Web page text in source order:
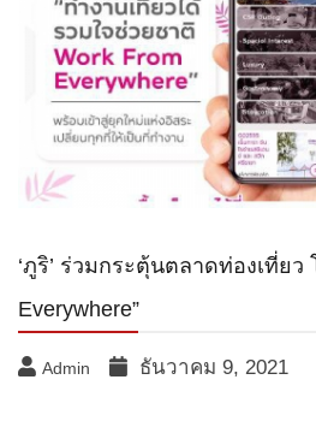
‘ภูริ’ ร่วมกระตุ้นตลาดท่องเที่ย
Everywhere”
Admin ธันวาคม 9, 2021